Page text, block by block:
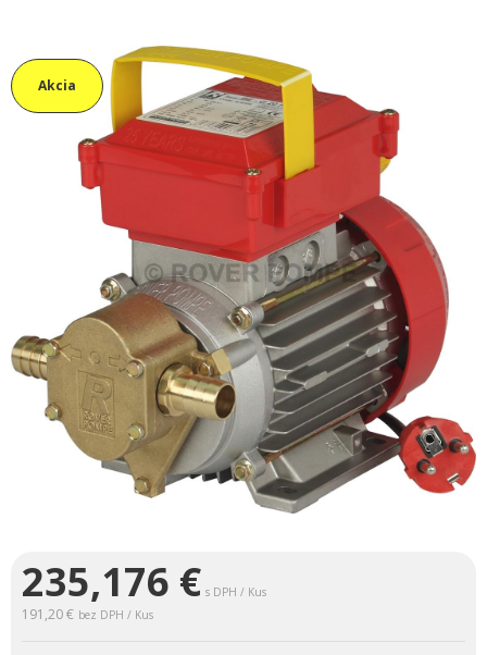
Akcia
235,176 € s DPH / Kus
191,20 € bez DPH / Kus